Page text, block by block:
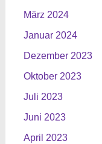
März 2024
Januar 2024
Dezember 2023
Oktober 2023
Juli 2023
Juni 2023
April 2023